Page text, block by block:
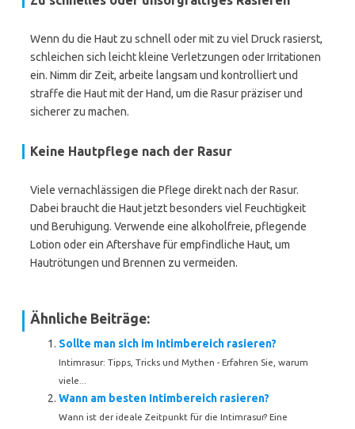
Wenn du die Haut zu schnell oder mit zu viel Druck rasierst,
schleichen sich leicht kleine Verletzungen oder Irritationen
ein. Nimm dir Zeit, arbeite langsam und kontrolliert und
straffe die Haut mit der Hand, um die Rasur präziser und
sicherer zu machen.
Keine Hautpflege nach der Rasur
Viele vernachlässigen die Pflege direkt nach der Rasur.
Dabei braucht die Haut jetzt besonders viel Feuchtigkeit
und Beruhigung. Verwende eine alkoholfreie, pflegende
Lotion oder ein Aftershave für empfindliche Haut, um
Hautrötungen und Brennen zu vermeiden.
Ähnliche Beiträge:
Sollte man sich im Intimbereich rasieren?
Intimrasur: Tipps, Tricks und Mythen - Erfahren Sie, warum
viele...
Wann am besten Intimbereich rasieren?
Wann ist der ideale Zeitpunkt für die Intimrasur? Eine